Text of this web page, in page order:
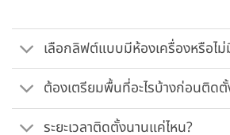
เลือกลิฟต์แบบมีห้องเครื่องหรือไม่
ต้องเตรียมพื้นที่อะไรบ้างก่อนติดตั้
ระยะเวลาติดตั้งนานแค่ไหน?